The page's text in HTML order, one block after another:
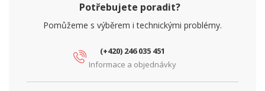
Potřebujete poradit?
Pomůžeme s výběrem i technickými problémy.
(+420) 246 035 451
Informace a objednávky